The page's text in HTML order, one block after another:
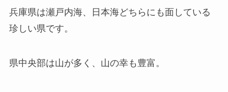
兵庫県は瀬戸内海、日本海どちらにも面している
珍しい県です。
県中央部は山が多く、山の幸も豊富。